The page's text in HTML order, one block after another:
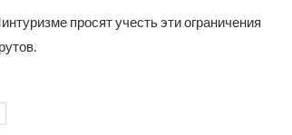
просят учесть эти ограничения